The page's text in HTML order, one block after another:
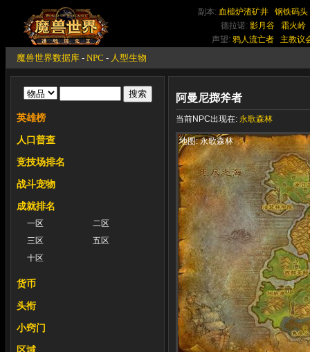
副本: 血槌炉渣矿井
钢铁码头
德拉诺: 影月谷
霜火岭
声望: 鸦人流亡者 主教议
魔兽世界数据库 - NPC - 人型生物
英雄榜
人口普查
竞技场排名
战斗宠物
成就排名
一区
二区
三区
五区
十区
货币
头衔
小窍门
阿曼尼掷斧者
当前NPC出现在: 永歌森林
地图: 永歌森林